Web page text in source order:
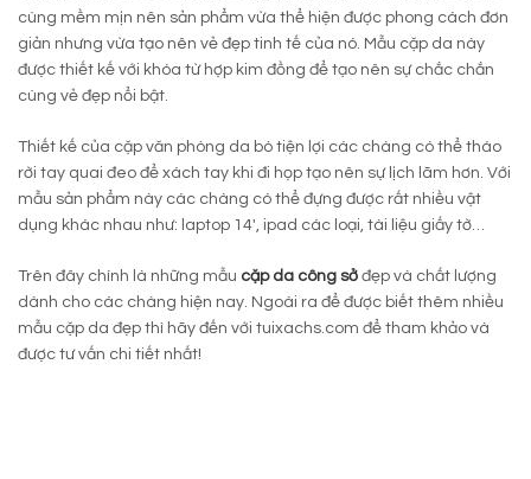
cùng mềm mịn nên sản phẩm vừa thể hiện được phong cách đơn
giản nhưng vừa tạo nên vẻ đẹp tinh tế của nó. Mẫu cặp da này
được thiết kế với khóa từ hợp kim đồng để tạo nên sự chắc chắn
cùng vẻ đẹp nổi bật.
Thiết kế của cặp văn phòng da bò tiện lợi các chàng có thể tháo
rời tay quai đeo để xách tay khi đi họp tạo nên sự lịch lãm hơn. Với
mẫu sản phẩm này các chàng có thể đựng được rất nhiều vật
dụng khác nhau như: laptop 14′, ipad các loại, tài liệu giấy tờ…
Trên đây chính là những mẫu cặp da công sở đẹp và chất lượng
dành cho các chàng hiện nay. Ngoài ra để được biết thêm nhiều
mẫu cặp da đẹp thì hãy đến với tuixachs.com để tham khảo và
được tư vấn chi tiết nhất!